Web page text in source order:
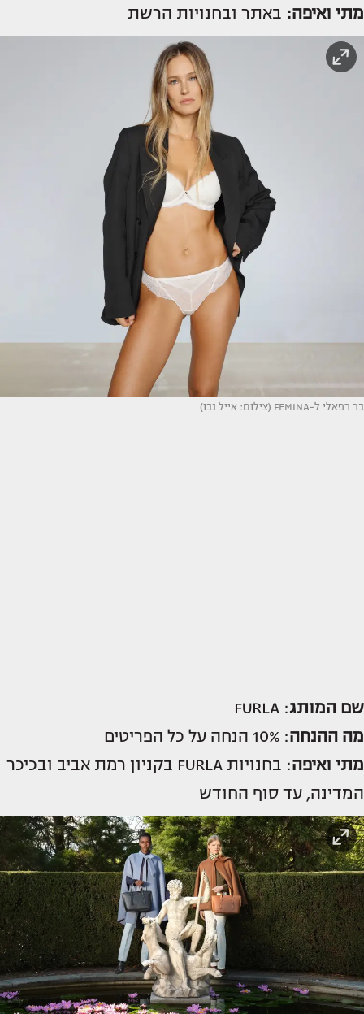
מתי ואיפה: באתר ובחנויות הרשת
בר רפאלי ל-FEMINA (צילום: אייל נבו)
שם המותג: FURLA
מה ההנחה: 10% הנחה על כל הפריטים
מתי ואיפה
: בחנויות FURLA בקניון רמת אביב ובכיכר
המדינה, עד סוף החודש